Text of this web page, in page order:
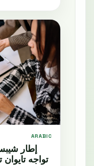
ARABIC
إطار
تواجه